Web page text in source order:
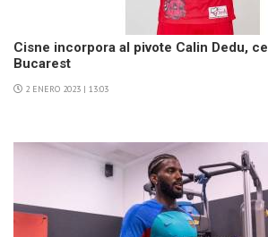
Cisne incorpora al pivote Calin Dedu,
Bucarest
2 ENERO 2023 | 13:03